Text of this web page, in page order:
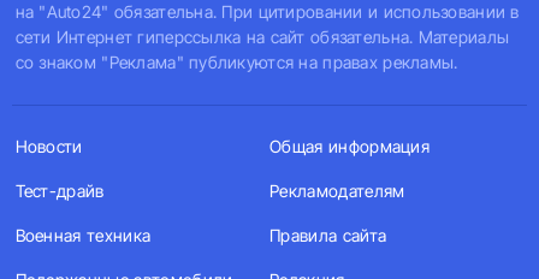
на "Auto24" обязательна. При цитировании и использовании в
сети Интернет гиперссылка на сайт обязательна. Материалы
со знаком "Реклама" публикуются на правах рекламы.
Новости
Тест-драйв
Военная техника
Общая информация
Рекламодателям
Правила сайта